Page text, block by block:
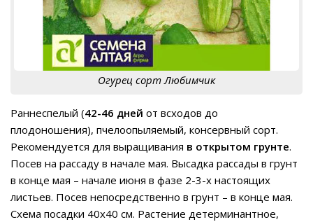
Огурец сорт Любимчик
Раннеспелый (42-46 дней от всходов до
плодоношения), пчелоопыляемый, консервный сорт.
Рекомендуется для выращивания в открытом грунте.
Посев на рассаду в начале мая. Высадка рассады в грунт
в конце мая – начале июня в фазе 2-3-х настоящих
листьев. Посев непосредственно в грунт – в конце мая.
Схема посадки 40х40 см. Растение детерминантное,